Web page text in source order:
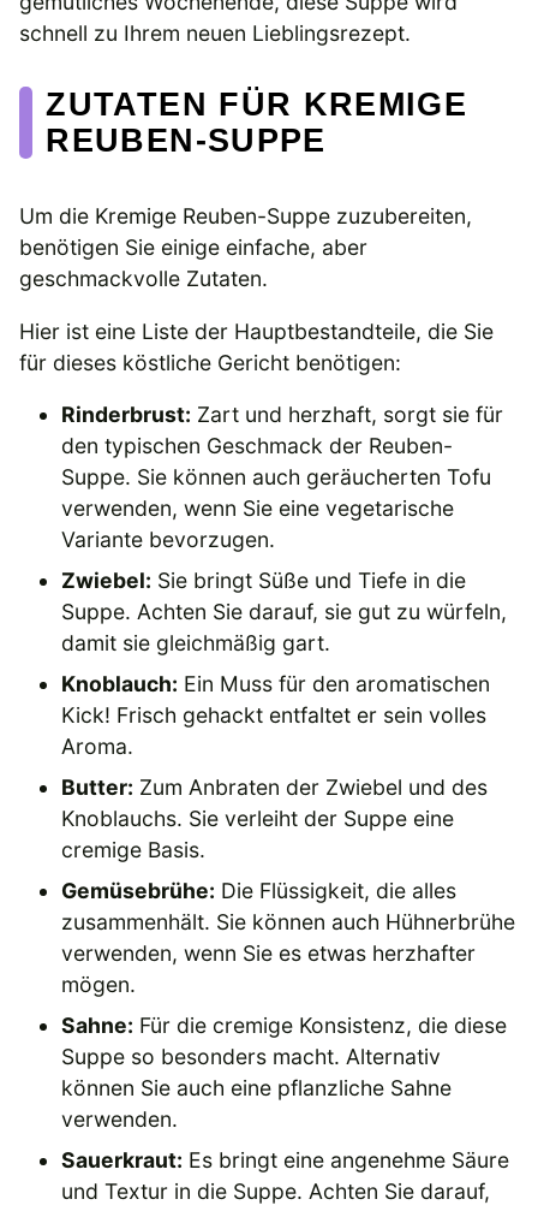
schnell zu Ihrem neuen Lieblingsrezept.
ZUTATEN FÜR KREMIGE
REUBEN-SUPPE
Um die Kremige Reuben-Suppe zuzubereiten,
benötigen Sie einige einfache, aber
geschmackvolle Zutaten.
Hier ist eine Liste der Hauptbestandteile, die Sie
für dieses köstliche Gericht benötigen:
Rinderbrust: Zart und herzhaft, sorgt sie für
den typischen Geschmack der Reuben-
Suppe. Sie können auch geräucherten Tofu
verwenden, wenn Sie eine vegetarische
Variante bevorzugen.
Zwiebel: Sie bringt Süße und Tiefe in die
Suppe. Achten Sie darauf, sie gut zu würfeln,
damit sie gleichmäßig gart.
Knoblauch: Ein Muss für den aromatischen
Kick! Frisch gehackt entfaltet er sein volles
Aroma.
Butter: Zum Anbraten der Zwiebel und des
Knoblauchs. Sie verleiht der Suppe eine
cremige Basis.
Gemüsebrühe: Die Flüssigkeit, die alles
zusammenhält. Sie können auch Hühnerbrühe
verwenden, wenn Sie es etwas herzhafter
mögen.
Sahne: Für die cremige Konsistenz, die diese
Suppe so besonders macht. Alternativ
können Sie auch eine pflanzliche Sahne
verwenden.
Sauerkraut: Es bringt eine angenehme Säure
und Textur in die Suppe. Achten Sie darauf,